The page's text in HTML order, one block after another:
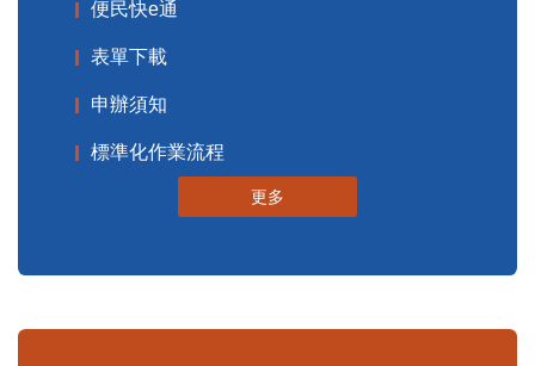
便民快e通
表單下載
申辦須知
標準化作業流程
更多